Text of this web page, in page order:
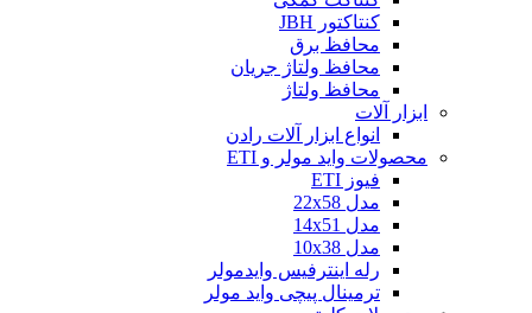
کنتاکتور JBH
محافظ برق
محافظ ولتاژ جریان
محافظ ولتاژ
ابزار آلات
انواع ابزار آلات رادن
محصولات واید مولر و ETI
فیوز ETI
مدل 22x58
مدل 14x51
مدل 10x38
رله اینترفیس وایدمولر
ترمینال پیچی واید مولر